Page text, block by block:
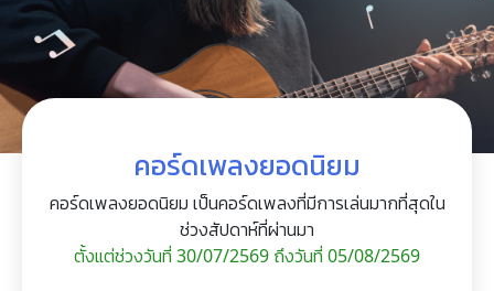
คอร์ดเพลงยอดนิยม
คอร์ดเพลงยอดนิยม เป็นคอร์ดเพลงที่มีการเล่นมากที่สุดใน
ช่วงสัปดาห์ที่ผ่านมา
ตั้งแต่ช่วงวันที่ 30/07/2569 ถึงวันที่ 05/08/2569